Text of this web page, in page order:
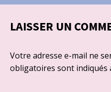
LAISSER UN
Votre adresse e-mail ne
obligatoires sont indiqués